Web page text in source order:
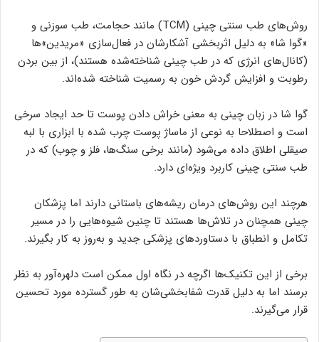
روش‌های طب سنتی چینی (TCM) مانند حجامت، طب سوزنی و
«گوا شا» به دلیل اثربخشی‌ آشکارشان در فعال‌سازی «مریدین‌»‌ها
(کانال‌های انرژی که در طب چینی شناخته‌شده هستند)، از بین بردن
رطوبت و افزایش گردش خون به رسمیت شناخته شده‌اند.
گوا شا در زبان چینی به معنی خراش دادن پوست تا حد ایجاد سرخی
است و اصطلاحا به نوعی از ماساژ پوست چرب شده با ابزاری با لبه
صیقلی اطلاق داده می‌شود (مانند برخی سنگ‌ها، فلز و چوب) که در
طب سنتی چینی کاربرد ویژه‌ای دارد.
هرچند این روش‌های درمان‌ ریشه‌های باستانی دارند اما پزشکان
چینی همچنان در تلاش‌ها هستند تا چنین شیوه‌هایی را در مسیر
تکامل و انطباق با دستاوردهای پزشکی جدید و به‌روز به کار بگیرند.
برخی از این تکنیک‌ها اگرچه در نگاه اول ممکن است دلهره‌آور به نظر
برسند اما به دلیل قدرت شفابخشی‌شان به طور گسترده مورد تحسین
قرار می‌گیرند.